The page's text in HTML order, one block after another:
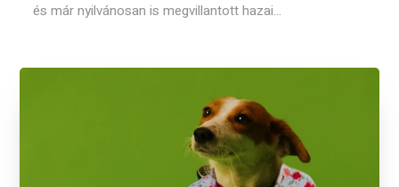
és már nyilvánosan is megvillantott hazai...